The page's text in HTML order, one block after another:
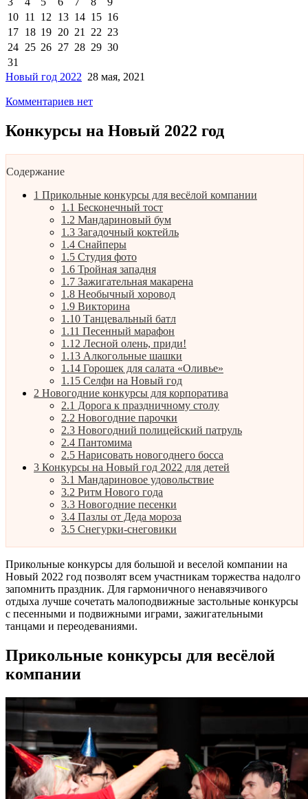
10 11 12 13 14 15 16
17 18 19 20 21 22 23
24 25 26 27 28 29 30
31
Новый год 2022 28 мая, 2021
Комментариев нет
Конкурсы на Новый 2022 год
Содержание
1 Прикольные конкурсы для весёлой компании
1.1 Бесконечный тост
1.2 Мандариновый бум
1.3 Загадочный коктейль
1.4 Снайперы
1.5 Студия фото
1.6 Тройная западня
1.7 Зажигательная макарена
1.8 Необычный хоровод
1.9 Викторина
1.10 Танцевальный батл
1.11 Песенный марафон
1.12 Лесной олень, приди!
1.13 Алкогольные шашки
1.14 Горошек для салата «Оливье»
1.15 Селфи на Новый год
2 Новогодние конкурсы для корпоратива
2.1 Дорога к праздничному столу
2.2 Новогодние парочки
2.3 Новогодний полицейский патруль
2.4 Пантомима
2.5 Нарисовать новогоднего босса
3 Конкурсы на Новый год 2022 для детей
3.1 Мандариновое удовольствие
3.2 Ритм Нового года
3.3 Новогодние песенки
3.4 Пазлы от Деда мороза
3.5 Снегурки-снеговики
Прикольные конкурсы для большой и веселой компании на
Новый 2022 год позволят всем участникам торжества надолго
запомнить праздник. Для гармоничного ненавязчивого
отдыха лучше сочетать малоподвижные застольные конкурсы
с песенными и подвижными играми, зажигательными
танцами и переодеваниями.
Прикольные конкурсы для весёлой
компании